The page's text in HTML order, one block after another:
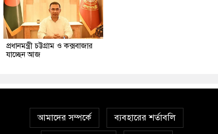
প্রধানমন্ত্রী চট্টগ্রাম ও কক্সবাজার
যাচ্ছেন আজ
আমাদের সম্পর্কে ব্যবহারের শর্তাবলি